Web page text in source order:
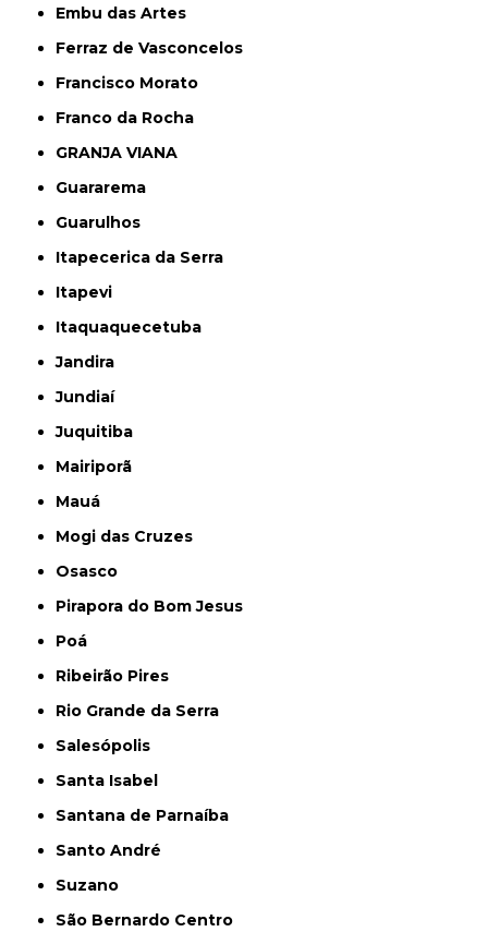
Embu das Artes
Ferraz de Vasconcelos
Francisco Morato
Franco da Rocha
GRANJA VIANA
Guararema
Guarulhos
Itapecerica da Serra
Itapevi
Itaquaquecetuba
Jandira
Jundiaí
Juquitiba
Mairiporã
Mauá
Mogi das Cruzes
Osasco
Pirapora do Bom Jesus
Poá
Ribeirão Pires
Rio Grande da Serra
Salesópolis
Santa Isabel
Santana de Parnaíba
Santo André
Suzano
São Bernardo Centro